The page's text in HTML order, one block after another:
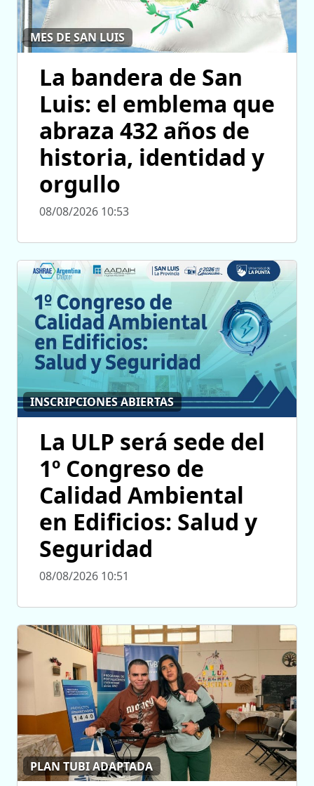
MES DE SAN LUIS
La bandera de San
Luis: el emblema que
abraza 432 años de
historia, identidad y
orgullo
08/08/2026 10:53
INSCRIPCIONES ABIERTAS
La ULP será sede del
1º Congreso de
Calidad Ambiental
en Edificios: Salud y
Seguridad
08/08/2026 10:51
PLAN TUBI ADAPTADA